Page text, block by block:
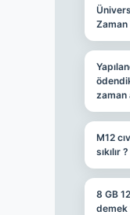
Zaman
zaman
M12
sıkılır ?
8 GB
demek